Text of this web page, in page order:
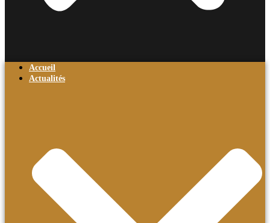
Accueil
Actualités